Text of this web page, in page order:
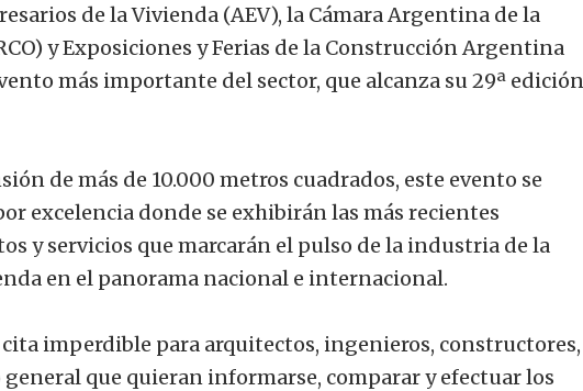
de la Vivienda (AEV), la Cámara Argentina de la
y Exposiciones y Ferias de la Construcción Argentina
más importante del sector, que alcanza su 29ª edición
de más de 10.000 metros cuadrados, este evento se
excelencia donde se exhibirán las más recientes
y servicios que marcarán el pulso de la industria de la
en el panorama nacional e internacional.
imperdible para arquitectos, ingenieros, constructores,
que quieran informarse, comparar y efectuar los